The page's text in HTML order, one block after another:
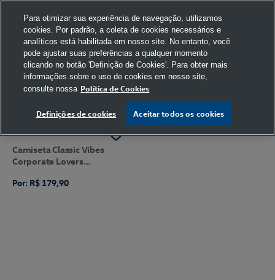
FILTRAR
Camiseta Classic Vibes
Corporate Lovers
Por: R$ 179,90
Para otimizar sua experiência de navegação, utilizamos
cookies. Por padrão, a coleta de cookies necessários e
analíticos está habilitada em nosso site. No entanto, você
pode ajustar suas preferências a qualquer momento
clicando no botão 'Definição de Cookies'. Para obter mais
informações sobre o uso de cookies em nosso site,
consulte nossa Política de Cookies
Definições de cookies Aceitar todos os cookies